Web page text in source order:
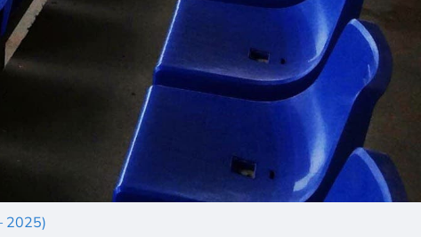
2025)